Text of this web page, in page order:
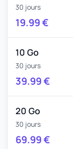
30 jours
19.99€
10 Go
30 jours
39.99€
20 Go
30 jours
69.99€